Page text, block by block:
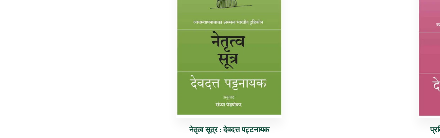
नेतृत्व सूत्र : देवदत्त पट्टनायक